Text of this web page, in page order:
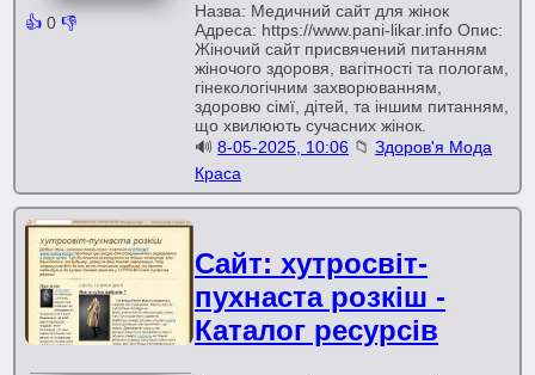
👍 0 👎
Назва: Медичний сайт для жінок
Адреса: https://www.pani-likar.info Опис:
Жіночий сайт присвячений питанням
жіночого здоровя, вагітності та пологам,
гінекологічним захворюванням,
здоровю сімї, дітей, та іншим питанням,
що хвилюють сучасних жінок.
🔊8-05-2025, 10:06 📁Здоров'я Мода
Краса
Сайт: хутросвіт-
пухнаста розкіш -
Каталог ресурсів